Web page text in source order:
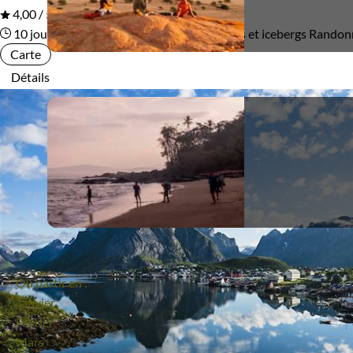
Où partir en :
Janvier
Février
Mars
Itinérant Semi-itinérant
Environnement
Bord de mer et îles Forêts, collines, rivières et lacs
Neige Terres Polaires
4,00 / 5
10 joursRandonnée entre toundra, glaciers et icebergs
Carte
Détails